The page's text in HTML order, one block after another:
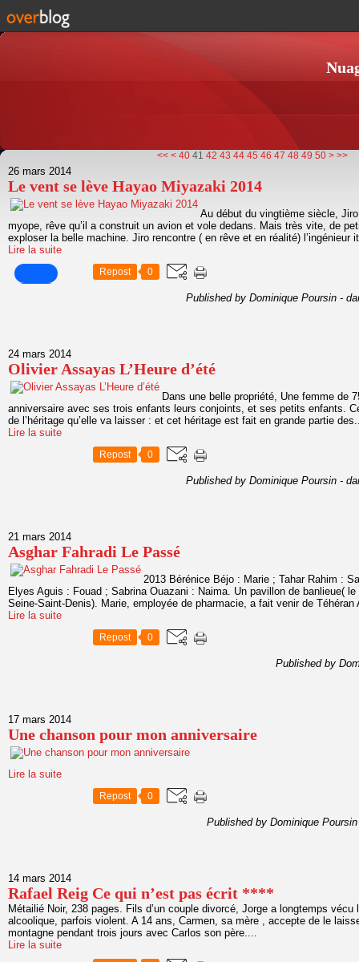
<< < 10
20
30
40 41 42 43 44 45 46 47 48 49 50 60
70
80
90
100
> >>
26 mars 2014
Le vent se lève Hayao Miyazaki 2014
Au début du vingtième siècle,
myope, rêve qu’il a construit un avion et vole dedans. Mais très vite, de
exploser la belle machine. Jiro rencontre ( en rêve et en réalité) l’ingénieur
Lire la suite
Repost 0
Published by Dominique Poursin -
24 mars 2014
Olivier Assayas L’Heure d’été
Dans une belle propriété, Une femme de
anniversaire avec ses trois enfants leurs conjoints, et ses petits enfants.
de l’héritage qu’elle va laisser : et cet héritage est fait en grande partie
Lire la suite
Repost 0
Published by Dominique Poursin -
21 mars 2014
Asghar Fahradi Le Passé
2013 Bérénice Béjo : Marie ; Tahar Rahim :
Elyes Aguis : Fouad ; Sabrina Ouazani : Naima. Un pavillon de banlieue(
Seine-Saint-Denis). Marie, employée de pharmacie, a fait venir de Téhéran
Lire la suite
Repost 0
Published by
17 mars 2014
Une chanson pour mon anniversaire
Lire la suite
Repost 0
Published by Dominique Poursin
14 mars 2014
Rafael Reig Ce qui n’est pas écrit ****
Métailié Noir, 238 pages. Fils d’un couple divorcé, Jorge a longtemps
alcoolique, parfois violent. A 14 ans, Carmen, sa mère , accepte de le
montagne pendant trois jours avec Carlos son père....
Lire la suite